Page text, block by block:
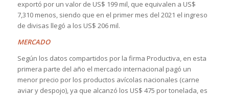
exportó por un valor de US$ 199 mil, que equivalen a US$
7,310 menos, siendo que en el primer mes del 2021 el ingreso
de divisas llegó a los US$ 206 mil.
MERCADO
Según los datos compartidos por la firma Productiva, en esta
primera parte del año el mercado internacional pagó un
menor precio por los productos avícolas nacionales (carne
aviar y despojo), ya que alcanzó los US$ 475 por tonelada, es